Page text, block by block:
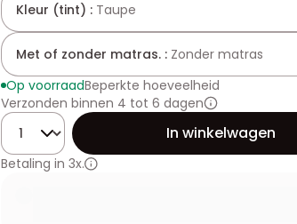
Kleur (tint) : Taupe
Met of zonder matras. : Zonder matras
Op voorraadBeperkte hoeveelheid
Verzonden binnen 4 tot 6 dagen
Hoeveelheid
In winkelwagen
Betaling in 3x.